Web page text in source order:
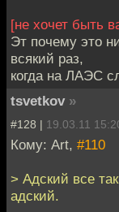
[не хочет быть
Эт почему это
всякий раз,
когда на ЛАЭС
tsvetkov »
#128 | 19.03.11
Кому: Art, #110
> Адский все
адский.